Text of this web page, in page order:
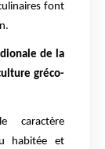
font
de la
gréco-
caractère
habitée et